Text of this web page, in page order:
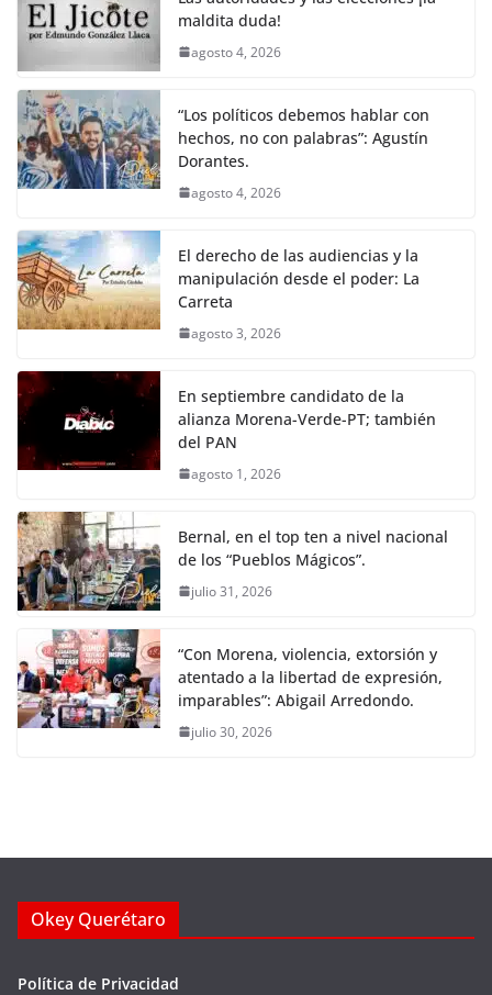
k
maldita duda!
agosto 4, 2026
“Los políticos debemos hablar con
hechos, no con palabras”: Agustín
Dorantes.
agosto 4, 2026
El derecho de las audiencias y la
manipulación desde el poder: La
Carreta
agosto 3, 2026
En septiembre candidato de la
alianza Morena-Verde-PT; también
del PAN
agosto 1, 2026
Bernal, en el top ten a nivel nacional
de los “Pueblos Mágicos”.
julio 31, 2026
“Con Morena, violencia, extorsión y
atentado a la libertad de expresión,
imparables”: Abigail Arredondo.
julio 30, 2026
Okey Querétaro
Política de Privacidad